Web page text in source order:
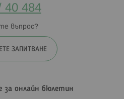
40 484
въпрос?
ЗАПИТВАНЕ
за онлайн бюлетин